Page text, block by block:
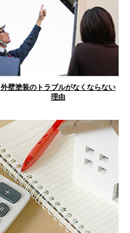
外壁塗装のトラブルがなくならない
理由